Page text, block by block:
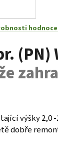
výšky 2,0
dobře